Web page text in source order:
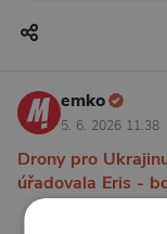
emko
5. 6. 2026 11:38
Drony pro
úřadovala Eris -